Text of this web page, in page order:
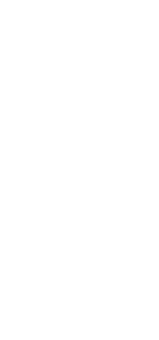
اشترِ أي منتج من